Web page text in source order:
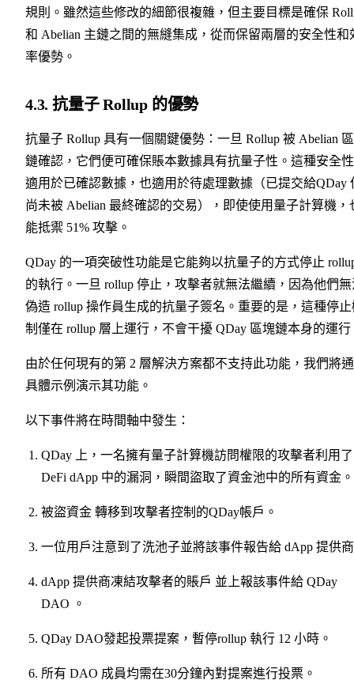
規則。雖然這些修改的細節很複雜，但主要目標是確保
和 Abelian 主鏈之間的無縫集成，從而保留兩層的安全性和
率優勢。
4.3. 抗量子 Rollup 的優勢
抗量子 Rollup 具有一個關鍵優勢：一旦 Rollup 被 Abelian
鏈確認，它們便可確保賬本數據具有抗量子性。這種安全
適用於已確認數據，也適用於待處理數據（已提交給QDay
尚未被 Abelian 最終確認的交易），即使使用量子計算機，
能抵禦 51% 攻擊。
QDay 的一項突破性功能是它能夠以抗量子的方式停止
的執行。一旦 rollup 停止，攻擊者就無法繼續，因為他們無
偽造 rollup 操作員生成的抗量子簽名。重要的是，這種停止
制僅在 rollup 層上運行，不會干擾 QDay 區塊鏈本身的運行
由於任何現有的第 2 層解決方案都不支持此功能，我們將
具體示例演示其功能。
以下事件將在時間軸中發生：
QDay 上，一名擁有量子計算機訪問權限的攻擊者利用了
DeFi dApp 中的漏洞，瞬間盜取了資金池中的所有資金。
被盜資金 轉移到攻擊者控制的QDay帳戶。
一位用戶注意到了洗池子並將該事件報告給 dApp 提供
dApp 提供商凍結攻擊者的賬戶 並上報該事件給 QDay
DAO 。
QDay DAO發起投票提案，暫停rollup 執行 12 小時。
所有 DAO 成員均需在30分鐘內對提案進行投票。